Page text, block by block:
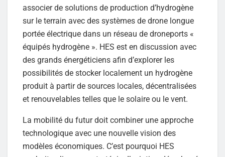
associer de solutions de production d’hydrogène
sur le terrain avec des systèmes de drone longue
portée électrique dans un réseau de droneports «
équipés hydrogène ». HES est en discussion avec
des grands énergéticiens afin d’explorer les
possibilités de stocker localement un hydrogène
produit à partir de sources locales, décentralisées
et renouvelables telles que le solaire ou le vent.
La mobilité du futur doit combiner une approche
technologique avec une nouvelle vision des
modèles économiques. C’est pourquoi HES